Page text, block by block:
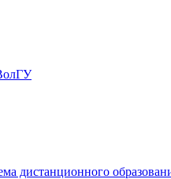
дистанционного